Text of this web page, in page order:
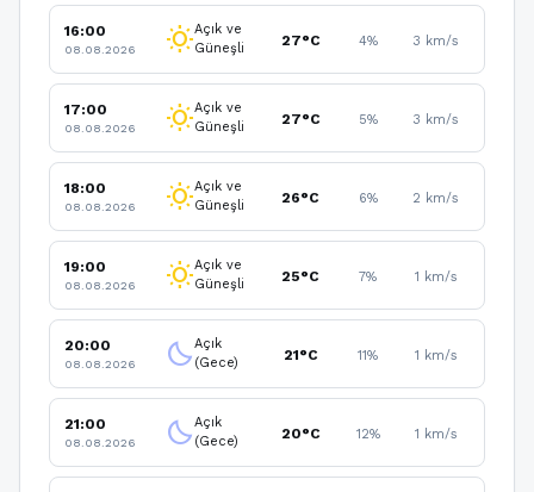
16:00
08.08.2026 wb_sunnyAçık ve
Güneşli
27°C 4% 3 km/s
17:00
08.08.2026 wb_sunnyAçık ve
Güneşli
27°C 5% 3 km/s
18:00
08.08.2026 wb_sunnyAçık ve
Güneşli
26°C 6% 2 km/s
19:00
08.08.2026 wb_sunnyAçık ve
Güneşli
25°C 7% 1 km/s
20:00
08.08.2026 clear_nightAçık
(Gece)
21°C 11% 1 km/s
21:00
08.08.2026 clear_nightAçık
(Gece)
20°C 12% 1 km/s